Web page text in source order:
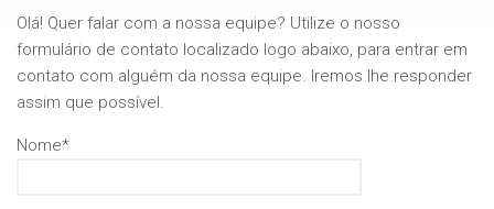
Olá! Quer falar com a nossa equipe? Utilize o nosso
formulário de contato localizado logo abaixo, para entrar em
contato com alguém da nossa equipe. Iremos lhe responder
assim que possível.
Nome*